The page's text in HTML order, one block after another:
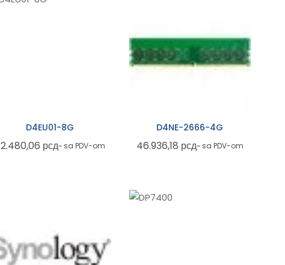
D4EU01-8G
рсд~ sa PDV-om
D4NE-2666-4G
46.936,18 рсд~ sa PDV-om